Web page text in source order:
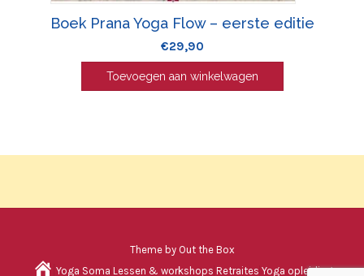
Boek Prana Yoga Flow – eerste editie
€29,90
Toevoegen aan winkelwagen
Theme by Out the Box
HYoga Soma Lessen & workshops Retraites Yoga opleiding